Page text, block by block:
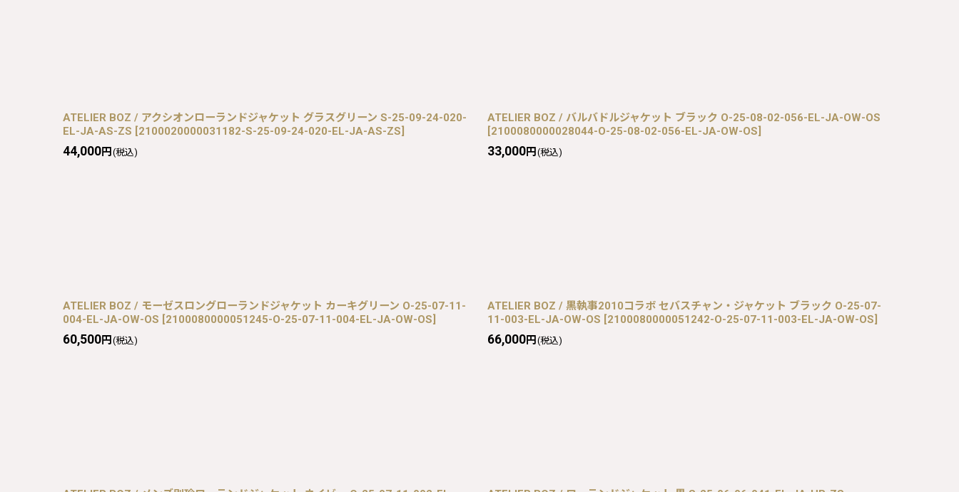
ATELIER BOZ / アクシオンローランドジャケット グラスグリーン S-25-09-24-020-
EL-JA-AS-ZS [2100020000031182-S-25-09-24-020-EL-JA-AS-ZS]
44,000円 (税込)
ATELIER BOZ / バルバドルジャケット ブラック O-25-08-02-056-EL-JA-OW-OS
[2100080000028044-O-25-08-02-056-EL-JA-OW-OS]
33,000円 (税込)
ATELIER BOZ / モーゼスロングローランドジャケット カーキグリーン O-25-07-11-
004-EL-JA-OW-OS [2100080000051245-O-25-07-11-004-EL-JA-OW-OS]
60,500円 (税込)
ATELIER BOZ / 黒執事2010コラボ セバスチャン・ジャケット ブラック O-25-07-
11-003-EL-JA-OW-OS [2100080000051242-O-25-07-11-003-EL-JA-OW-OS]
66,000円 (税込)